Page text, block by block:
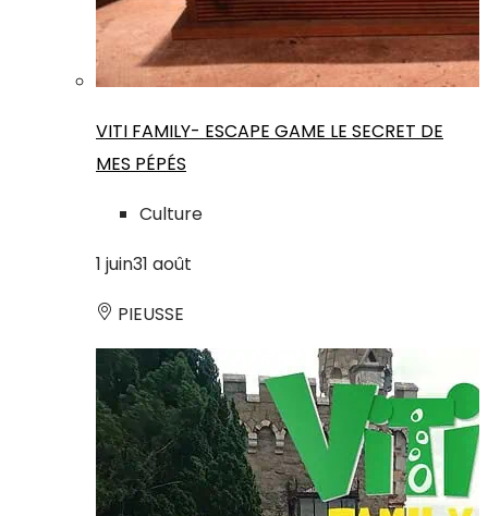
VITI FAMILY- ESCAPE GAME LE SECRET DE
MES PÉPÉS
Culture
1 juin31 août
PIEUSSE